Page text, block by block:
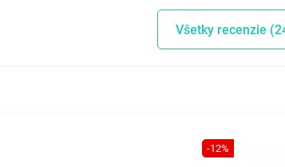
Všetky recenzie
-12%